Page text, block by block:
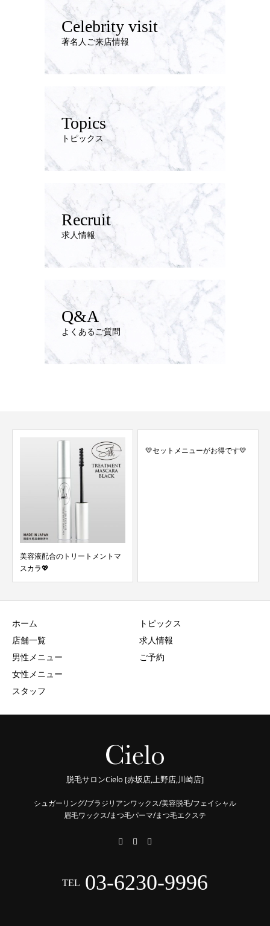
Celebrity visit
著名人ご来店情報
Topics
トピックス
Recruit
求人情報
Q&A
よくあるご質問
合のトリートメントマ
💛セットメニューがお得です💛
✨定期的なご
ホーム
店舗一覧
男性メニュー
女性メニュー
スタッフ
トピックス
求人情報
ご予約
脱毛サロンCielo [赤坂店,上野店,川崎店]
シュガーリング/ブラジリアンワックス/美容脱毛/フェイシャル
眉毛ワックス/まつ毛パーマ/まつ毛エクステ
TEL 03-6230-9996